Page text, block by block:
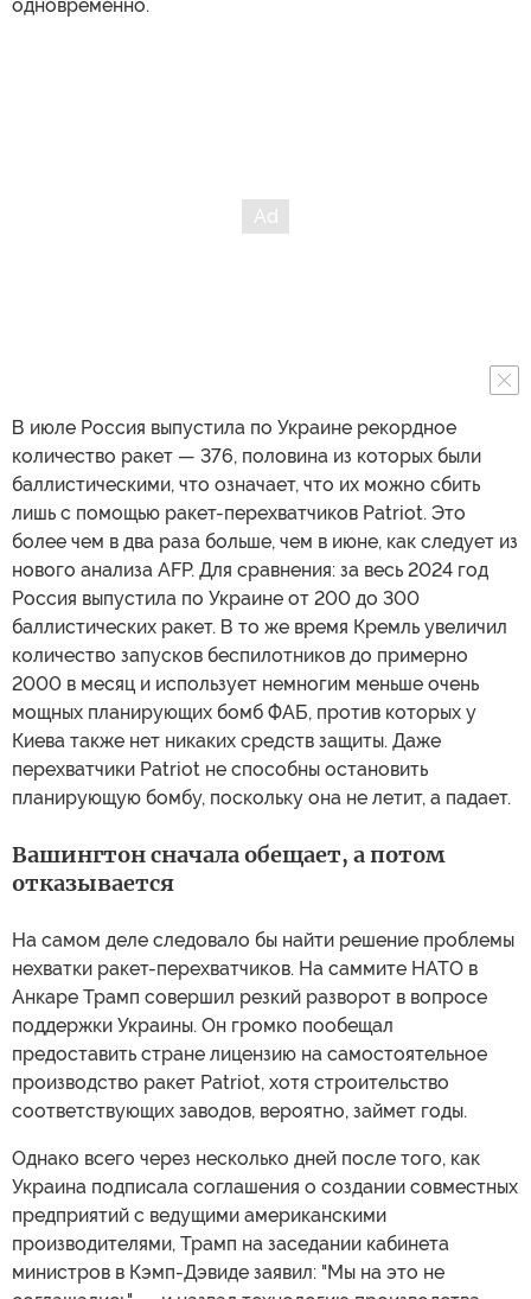
одновременно.
В июле Россия выпустила по Украине рекордное
количество ракет — 376, половина из которых были
баллистическими, что означает, что их можно сбить
лишь с помощью ракет-перехватчиков Patriot. Это
более чем в два раза больше, чем в июне, как следует из
нового анализа AFP. Для сравнения: за весь 2024 год
Россия выпустила по Украине от 200 до 300
баллистических ракет. В то же время Кремль увеличил
количество запусков беспилотников до примерно
2000 в месяц и использует немногим меньше очень
мощных планирующих бомб ФАБ, против которых у
Киева также нет никаких средств защиты. Даже
перехватчики Patriot не способны остановить
планирующую бомбу, поскольку она не летит, а падает.
Вашингтон сначала обещает, а потом
отказывается
На самом деле следовало бы найти решение проблемы
нехватки ракет-перехватчиков. На саммите НАТО в
Анкаре Трамп совершил резкий разворот в вопросе
поддержки Украины. Он громко пообещал
предоставить стране лицензию на самостоятельное
производство ракет Patriot, хотя строительство
соответствующих заводов, вероятно, займет годы.
Однако всего через несколько дней после того, как
Украина подписала соглашения о создании совместных
предприятий с ведущими американскими
производителями, Трамп на заседании кабинета
министров в Кэмп-Дэвиде заявил: "Мы на это не